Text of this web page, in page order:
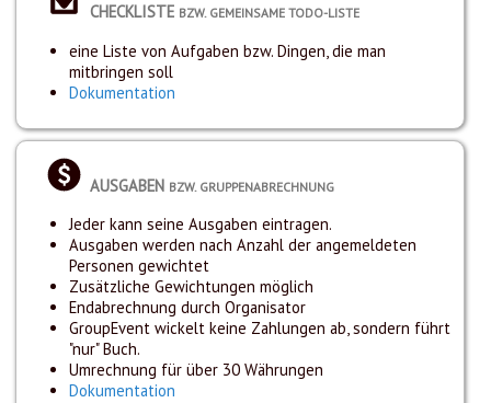
CHECKLISTE BZW. GEMEINSAME TODO-LISTE
eine Liste von Aufgaben bzw. Dingen, die man
mitbringen soll
Dokumentation
AUSGABEN BZW. GRUPPENABRECHNUNG
Jeder kann seine Ausgaben eintragen.
Ausgaben werden nach Anzahl der angemeldeten
Personen gewichtet
Zusätzliche Gewichtungen möglich
Endabrechnung durch Organisator
GroupEvent wickelt keine Zahlungen ab, sondern führt
"nur" Buch.
Umrechnung für über 30 Währungen
Dokumentation